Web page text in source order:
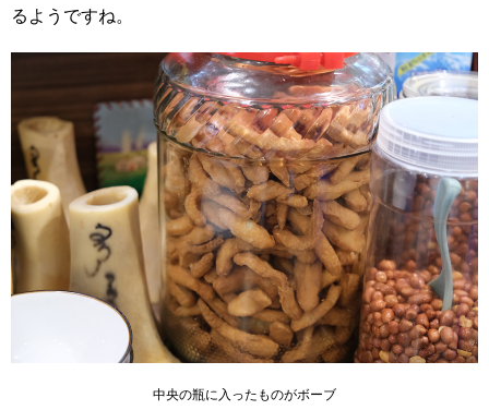
るようですね。
中央の瓶に入ったものがボーブ